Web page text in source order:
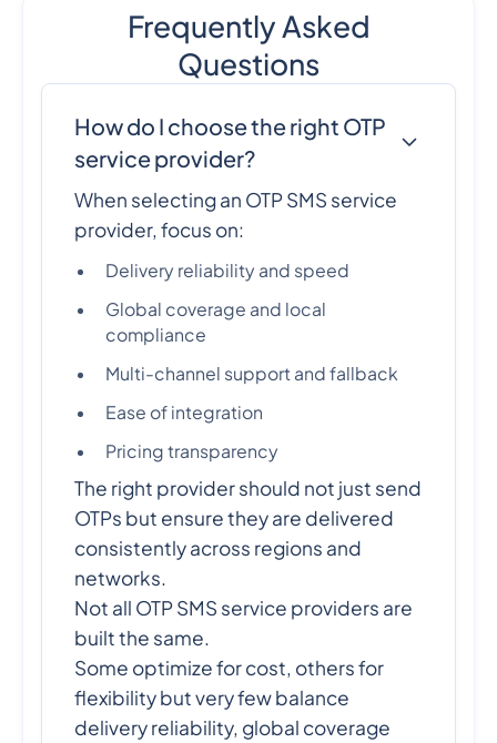
Frequently Asked
Questions
How do I choose the right OTP
service provider?
When selecting an OTP SMS service
provider, focus on:
Delivery reliability and speed
Global coverage and local
compliance
Multi-channel support and fallback
Ease of integration
Pricing transparency
The right provider should not just send
OTPs but ensure they are delivered
consistently across regions and
networks.
Not all OTP SMS service providers are
built the same.
Some optimize for cost, others for
flexibility but very few balance
delivery reliability, global coverage